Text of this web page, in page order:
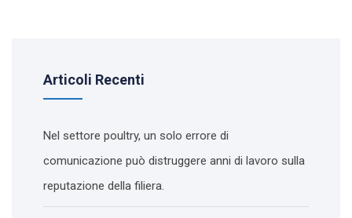
Articoli Recenti
Nel settore poultry, un solo errore di
comunicazione può distruggere anni di lavoro sulla
reputazione della filiera.